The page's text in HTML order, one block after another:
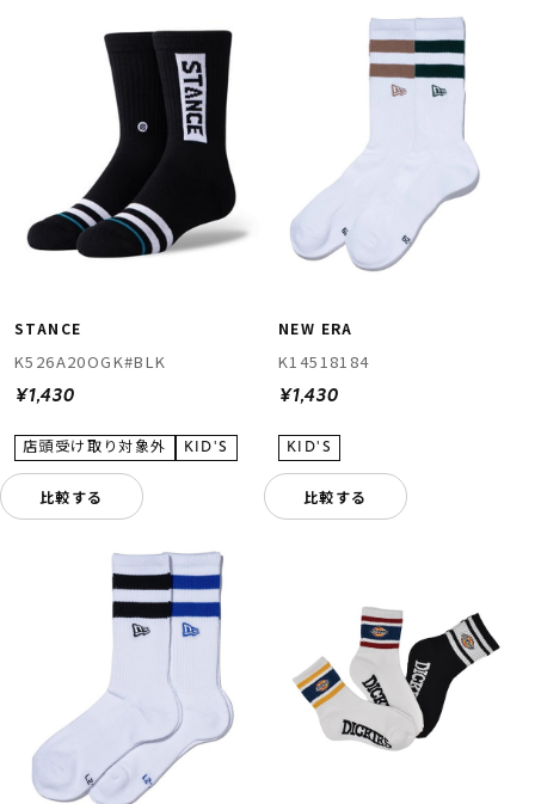
STANCE
K526A20OGK#BLK
¥1,430
比較する
NEW ERA
K14518184
¥1,430
比較する